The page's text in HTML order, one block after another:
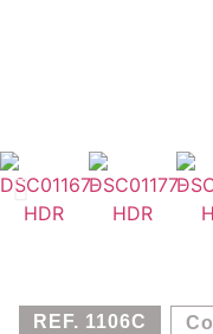
REF. 1106C